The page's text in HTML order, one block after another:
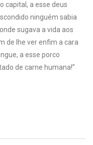
capital, a esse deus
ninguém sabia
sugava a vida aos
de lhe ver enfim a cara
a esse porco
de carne humana!”